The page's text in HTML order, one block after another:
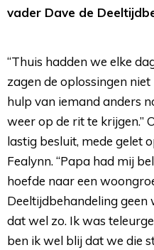
vader Dave de
“Thuis hadden we elke
zagen de oplossingen
hulp van iemand anders
weer op de rit te krijgen.”
lastig besluit, mede gelet
Fealynn. “Papa had mij
hoefde naar een
Deeltijdbehandeling
dat wel zo. Ik was
ben ik wel blij dat we die